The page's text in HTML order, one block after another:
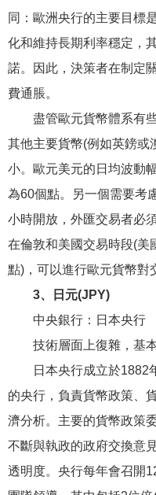
同：歐洲央行的主要目標
化和維持長期利率穩定，
諾。因此，決策者在制定
費通脹。
盡管歐元貨幣體系有些
其他主要貨幣(例如英鎊或
小。歐元美元的日均波動
為60個點。另一個需要考
小時開放，外匯交易者必
在倫敦和美國交易時段(美
點)，可以進行歐元貨幣對
3、日元(JPY)
中央銀行：日本央行
技術層面上復雜，基
日本央行成立於1882年
的央行，負責貨幣政策、
濟分析。主要的貨幣政策
不斷與執政的政府交換意
透明度。央行每年會召開